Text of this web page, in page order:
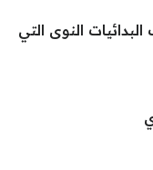
النوى التي